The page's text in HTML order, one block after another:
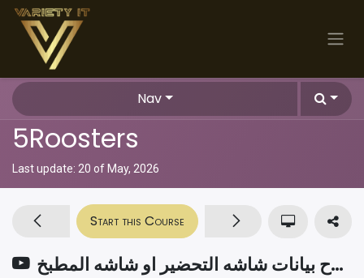
Skip to Content
Nav
5Roosters
Last update: 20 of May, 2026
شرح بيانات شاشه التحضير او شاشه المطبخ
Start this Course